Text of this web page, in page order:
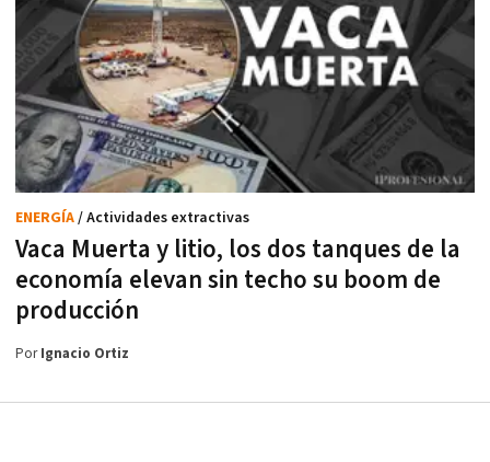
Vaca Muerta y litio, los dos tanques de la
economía elevan sin techo su boom de
producción
ENERGÍA/ Actividades extractivas
PorIgnacio Ortiz